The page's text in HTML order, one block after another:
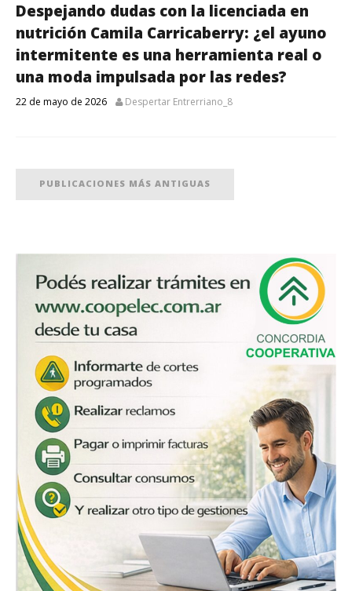
Despejando dudas con la licenciada en
nutrición Camila Carricaberry: ¿el ayuno
intermitente es una herramienta real o
una moda impulsada por las redes?
22 de mayo de 2026 Despertar Entrerriano_8
PUBLICACIONES MÁS ANTIGUAS